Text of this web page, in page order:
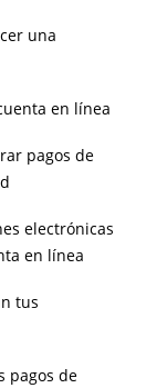
una
en línea
pagos de
electrónicas
en línea
tus
pagos de